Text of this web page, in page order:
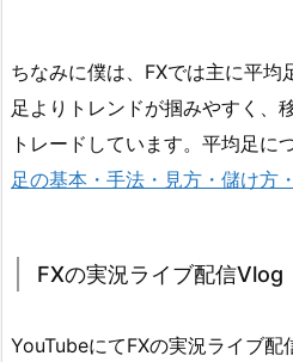
ちなみに僕は、FXでは主に平均
足よりトレンドが掴みやすく、
トレードしています。平均足に
足の基本・手法・見方・儲け方
FXの実況ライブ配信Vlog
YouTubeにてFXの実況ライブ